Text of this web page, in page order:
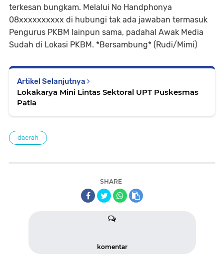
terkesan bungkam. Melalui No Handphonya
08xxxxxxxxxx di hubungi tak ada jawaban termasuk
Pengurus PKBM lainpun sama, padahal Awak Media
Sudah di Lokasi PKBM. *Bersambung* (Rudi/Mimi)
Artikel Selanjutnya
Lokakarya Mini Lintas Sektoral UPT Puskesmas
Patia
daerah
SHARE
komentar